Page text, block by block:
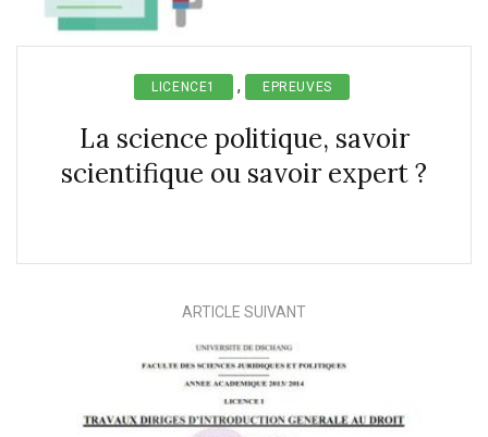
LICENCE1 , EPREUVES
La science politique, savoir
scientifique ou savoir expert ?
ARTICLE SUIVANT